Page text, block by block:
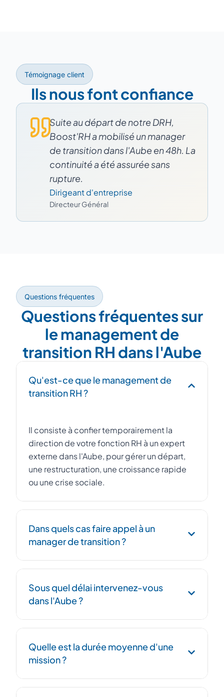
Témoignage client
Ils nous font confiance
Suite au départ de notre DRH,
Boost'RH a mobilisé un manager
de transition dans l'Aube en 48h. La
continuité a été assurée sans
rupture.
Dirigeant d'entreprise
Directeur Général
Questions fréquentes
Questions fréquentes sur
le management de
transition RH dans l'Aube
Qu'est-ce que le management de
transition RH ?
Il consiste à confier temporairement la
direction de votre fonction RH à un expert
externe dans l'Aube, pour gérer un départ,
une restructuration, une croissance rapide
ou une crise sociale.
Dans quels cas faire appel à un
manager de transition ?
d'un PSE, intégration post-acquisition, mise
en conformité sociale, ou structuration RH
lors d'une forte croissance.
Sous quel délai intervenez-vous
dans l'Aube ?
RH sous 48h. Notre réseau dans le Grand Est
nous permet une réactivité maximale.
Quelle est la durée moyenne d'une
mission ?